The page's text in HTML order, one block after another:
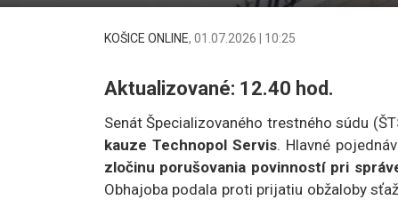
KOŠICE ONLINE, 01.07.2026 | 10:25
Aktualizované: 12.40 hod.
Senát Špecializovaného trestného súdu
kauze Technopol Servis. Hlavné
zločinu porušovania povinností pri
Obhajoba podala proti prijatiu obžaloby